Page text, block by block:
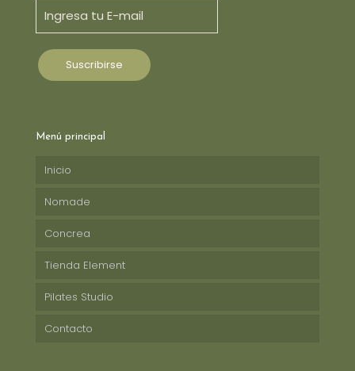
Menú principal
Inicio
Nomade
Concrea
Tienda Element
Pilates Studio
Contacto